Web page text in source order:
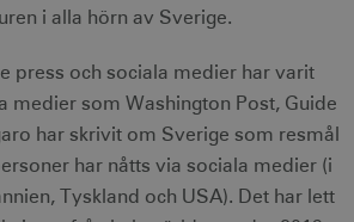
i alla hörn av Sverige.
press och sociala medier har varit
medier som Washington Post, Guide
har skrivit om Sverige som resmål
har nåtts via sociala medier (i
Tyskland och USA). Det har lett